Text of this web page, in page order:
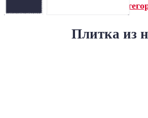
← Назад в
Плитка из